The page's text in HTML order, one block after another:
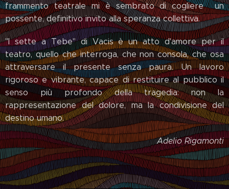
frammento teatrale mi è sembrato di cogliere un
possente, definitivo invito alla speranza collettiva.
"I sette a Tebe" di Vacis è un atto d'amore per il
teatro, quello che interroga, che non consola, che osa
attraversare il presente senza paura. Un lavoro
rigoroso e vibrante, capace di restituire al pubblico il
senso più profondo della tragedia: non la
rappresentazione del dolore, ma la condivisione del
destino umano.
Adelio Rigamonti